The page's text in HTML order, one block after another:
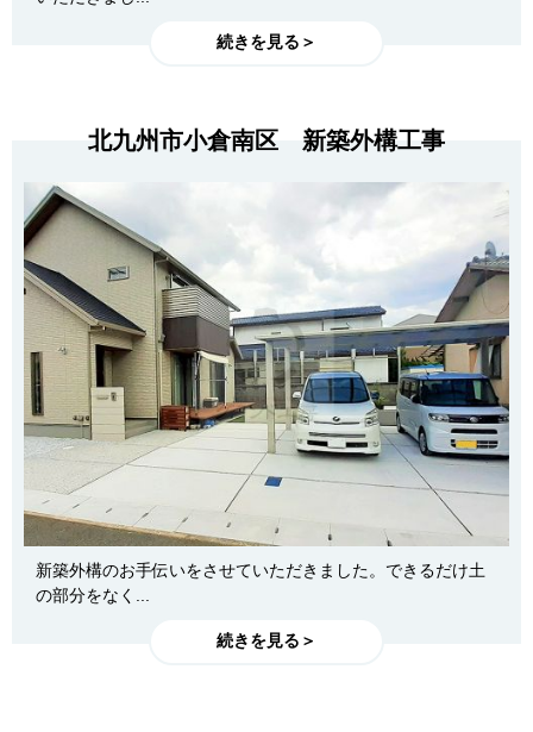
続きを見る＞
北九州市小倉南区 新築外構工事
新築外構のお手伝いをさせていただきました。できるだけ土
の部分をなく...
続きを見る＞